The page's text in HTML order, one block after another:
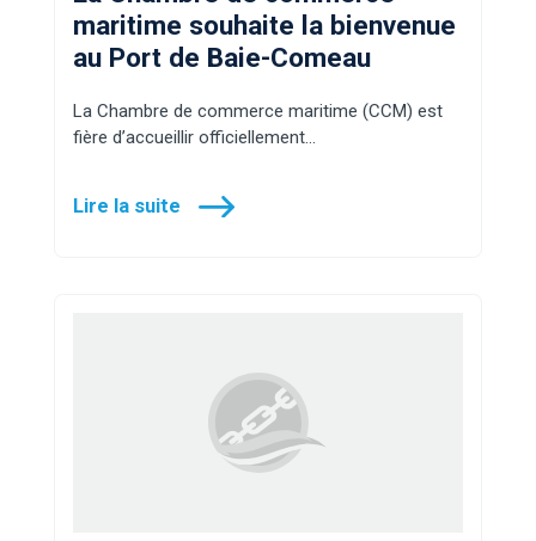
maritime souhaite la bienvenue
au Port de Baie-Comeau
La Chambre de commerce maritime (CCM) est
fière d’accueillir officiellement…
Lire la suite